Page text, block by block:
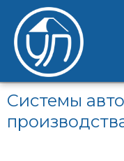
Системы